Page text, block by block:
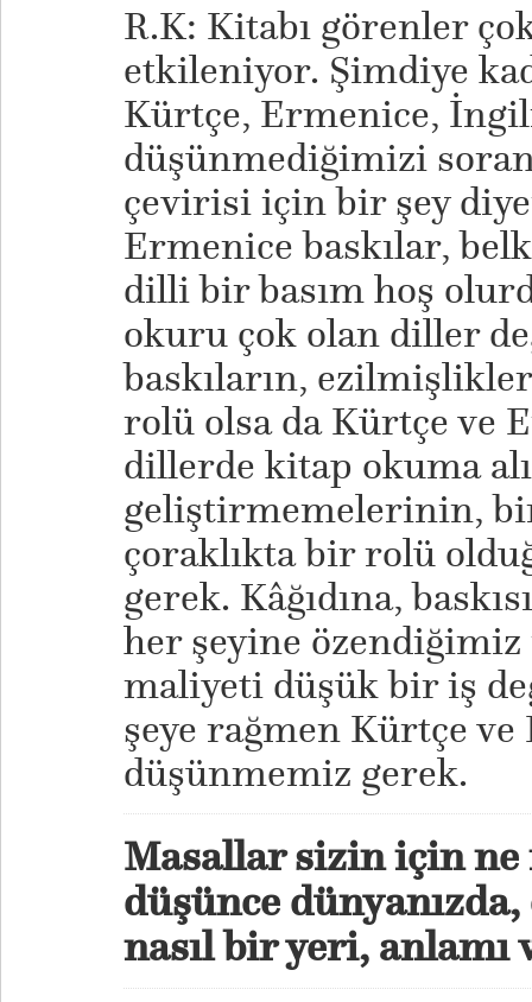
R.K: Kitabı görenler
etkileniyor. Şimdiye
Kürtçe, Ermenice,
düşünmediğimizi
çevirisi için bir şey
Ermenice baskılar,
dilli bir basım hoş
okuru çok olan diller
baskıların,
rolü olsa da Kürtçe ve
dillerde kitap okuma
geliştirmemelerinin, bir
çoraklıkta bir rolü
gerek. Kâğıdına,
her şeyine
maliyeti düşük bir iş
şeye rağmen Kürtçe ve
düşünmemiz gerek.
Masallar sizin için
düşünce
nasıl bir yeri, anlamı